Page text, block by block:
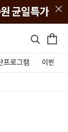
프로그램 이벤트&